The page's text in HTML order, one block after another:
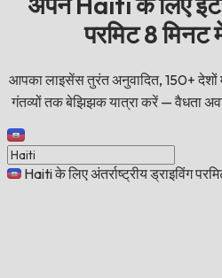
परमिट 8 मिनट
आपका लाइसेंस तुरंत अनुवादित, 150+ देशों
गंतव्यों तक बेझिझक यात्रा करें — वैधता
Haiti के लिए अंतर्राष्ट्रीय ड्राइविंग